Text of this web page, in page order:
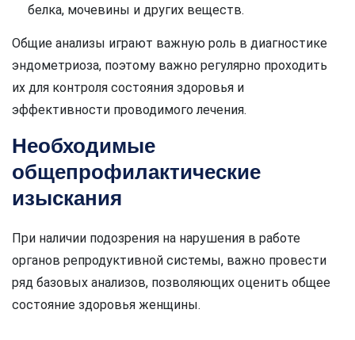
белка, мочевины и других веществ.
Общие анализы играют важную роль в диагностике
эндометриоза, поэтому важно регулярно проходить
их для контроля состояния здоровья и
эффективности проводимого лечения.
Необходимые
общепрофилактические
изыскания
При наличии подозрения на нарушения в работе
органов репродуктивной системы, важно провести
ряд базовых анализов, позволяющих оценить общее
состояние здоровья женщины.